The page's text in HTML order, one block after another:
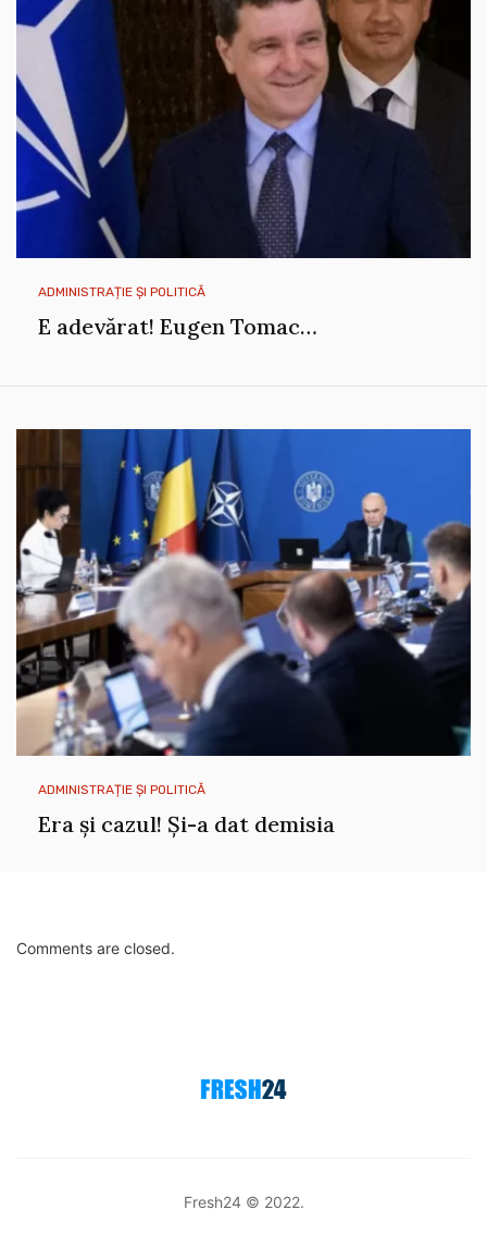
ADMINISTRAȚIE ȘI POLITICĂ
E adevărat! Eugen Tomac…
ADMINISTRAȚIE ȘI POLITICĂ
Era și cazul! Și-a dat demisia
Comments are closed.
Fresh24 © 2022.